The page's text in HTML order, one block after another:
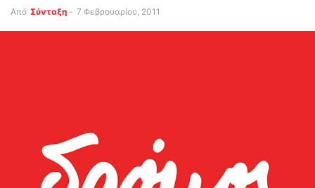
Από Σύνταξη - 7 Φεβρουαρίου, 2011